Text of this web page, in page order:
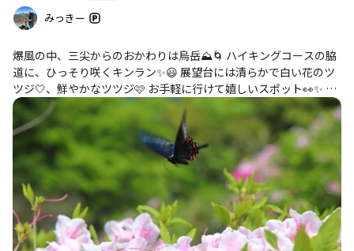
みっきー
爆風の中、三尖からのおかわりは烏岳⛰️🌀 ハイキングコースの脇
道に、ひっそり咲くキンラン✨😃 展望台には清らかで白い花のツ
ツジ‎🤍、鮮やかなツツジ🩷 お手軽に行けて嬉しいスポット👀✨ 展
望台からの素晴らしい景色と、石祠の静けさに心が整ったひとと
きでした🙏✨